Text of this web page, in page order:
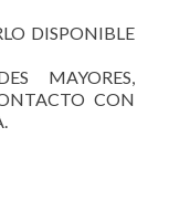
DISPONIBLE
MAYORES,
CON